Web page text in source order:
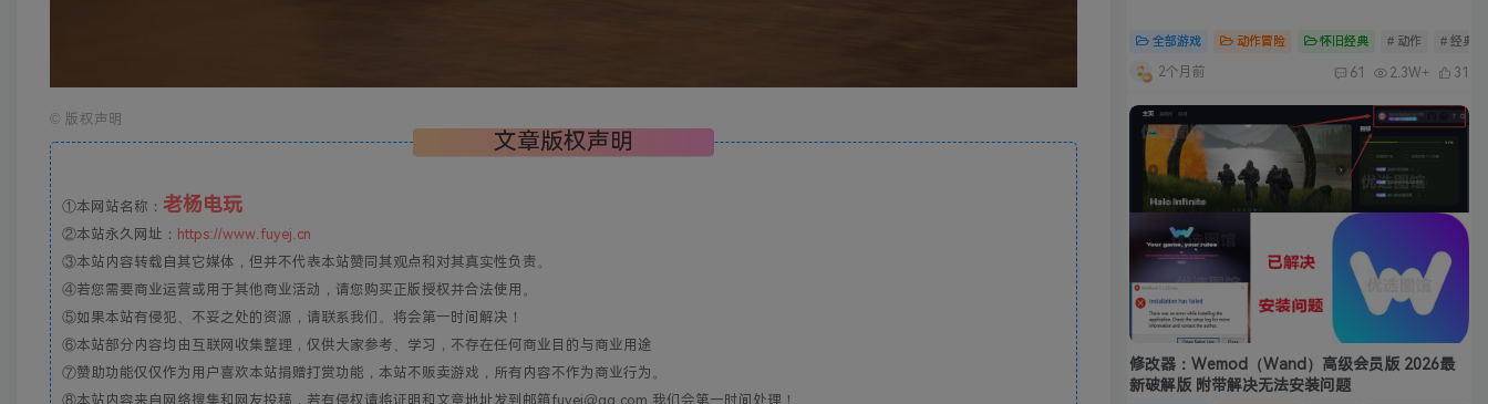
© 版权声明
文章版权声明
①本网站名称： 老杨电玩
②本站永久网址： https://www.fuyej.cn
③本站内容转载自其它媒体，但并不代表本站赞同其观点和对其真实性负责。
④若您需要商业运营或用于其他商业活动，请您购买正版授权并合法使用。
⑤如果本站有侵犯、不妥之处的资源，请联系我们。将会第一时间解决！
⑥本站部分内容均由互联网收集整理，仅供大家参考、学习，不存在任何商业目的与商业用途
⑦赞助功能仅仅作为用户喜欢本站捐赠打赏功能，本站不贩卖游戏，所有内容不作为商业行为。
⑧本站内容来自网络搜集和网友投稿，若有侵权请将证明和文章地址发到邮箱fuyej@qq.com 我们会第一时间处理！
全部游戏 动作冒险 怀旧经典 # 动作 # 经典
2个月前 61 2.3W+ 31
修改器：Wemod（Wand）高级会员版 2026最
新破解版 附带解决无法安装问题